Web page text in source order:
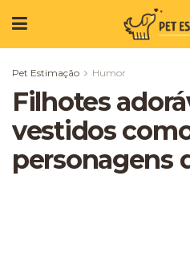
Pet Estimação Humor
Filhotes
vestidos
personagens